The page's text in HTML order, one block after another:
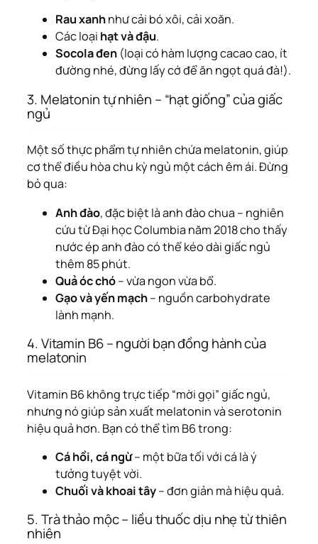
Rau xanhnhư cải bó xôi, cải xoăn.
Các loại hạt và đậu.
Socola đen (loại có hàm lượng cacao cao, ít
đường nhé, đừng lấy cớ để ăn ngọt quá đà!).
3. Melatonin tự nhiên – “hạt giống” của giấc
ngủ
Một số thực phẩm tự nhiên chứa melatonin, giúp
cơ thể điều hòa chu kỳ ngủ một cách êm ái. Đừng
bỏ qua:
Anh đào, đặc biệt là anh đào chua – nghiên
cứu từ Đại học Columbia năm 2018 cho thấy
nước ép anh đào có thể kéo dài giấc ngủ
thêm 85 phút.
Quả óc chó– vừa ngon vừa bổ.
Gạo và yến mạch– nguồn carbohydrate
lành mạnh.
4. Vitamin B6 – người bạn đồng hành của
melatonin
Vitamin B6 không trực tiếp “mời gọi” giấc ngủ,
nhưng nó giúp sản xuất melatonin và serotonin
hiệu quả hơn. Bạn có thể tìm B6 trong:
Cá hồi, cá ngừ– một bữa tối với cá là ý
tưởng tuyệt vời.
Chuối và khoai tây– đơn giản mà hiệu quả.
5. Trà thảo mộc – liều thuốc dịu nhẹ từ thiên
nhiên